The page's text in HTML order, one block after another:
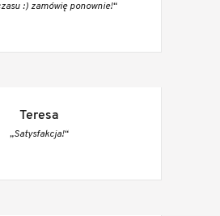
:) zamówię ponownie!“
Teresa
„Satysfakcja!“